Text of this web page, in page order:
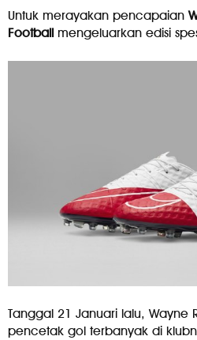
Untuk merayakan pencapaian
Footballmengeluarkan edisi
Tanggal 21 Januari lalu, Wayne
pencetak gol terbanyak di